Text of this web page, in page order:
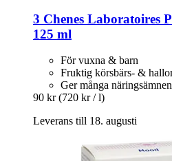
3 Chenes Laboratoires
125 ml
För vuxna & barn
Fruktig körsbärs- &
Ger många näringsämnen
90 kr (720 kr / l)
Leverans till 18. augusti